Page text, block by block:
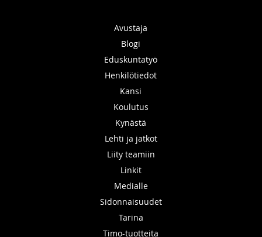
Avustaja
Blogi
Eduskuntatyö
Henkilötiedot
Kansi
Koulutus
Kynästä
Lehti ja jatkot
Liity teamiin
Linkit
Medialle
Sidonnaisuudet
Tarina
Timo-tuotteita